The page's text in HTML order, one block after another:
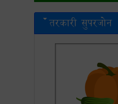
तरकारी सुपरजोन